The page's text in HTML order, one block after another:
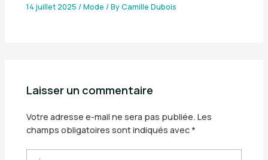
14 juillet 2025 /Mode / ByCamille Dubois
Laisser un commentaire
Votre adresse e-mail ne sera pas publiée. Les
champs obligatoires sont indiqués avec *